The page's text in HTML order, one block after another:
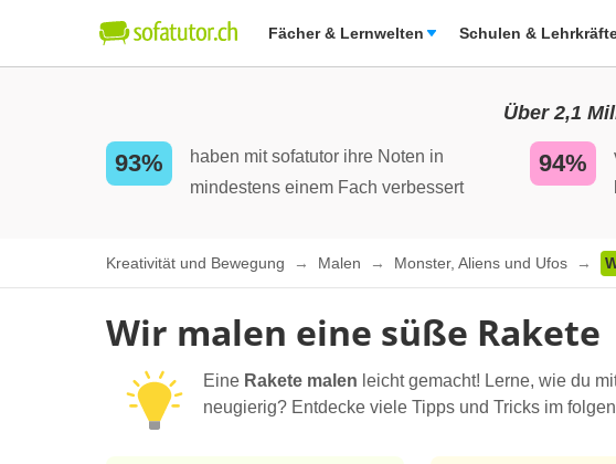
Fächer & Lernwelten Schulen &
Über 2,1
93%
haben mit sofatutor ihre Noten in
mindestens einem Fach verbessert
94%
Kreativität und Bewegung Malen Monster, Aliens und Ufos
Wir malen eine süße Rakete
Eine Rakete malen leicht gemacht! Lerne, wie du
neugierig? Entdecke viele Tipps und Tricks im